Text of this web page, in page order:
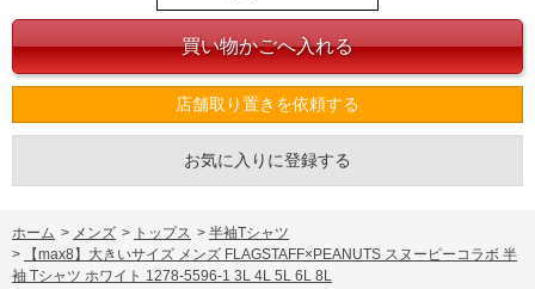
店舗取り置きを依頼する
お気に入りに登録する
ホーム > メンズ > トップス > 半袖Tシャツ
>
【max8】大きいサイズ メンズ FLAGSTAFF×PEANUTS スヌーピーコラボ 半
袖 Tシャツ ホワイト 1278-5596-1 3L 4L 5L 6L 8L